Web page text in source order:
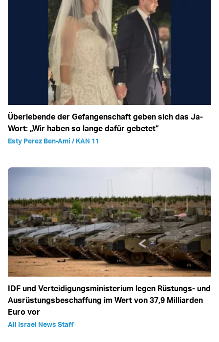
Überlebende der Gefangenschaft geben sich das Ja-
Wort: „Wir haben so lange dafür gebetet“
Esty Perez Ben-Ami / KAN 11
IDF und Verteidigungsministerium legen Rüstungs- und
Ausrüstungsbeschaffung im Wert von 37,9 Milliarden
Euro vor
All Israel News Staff